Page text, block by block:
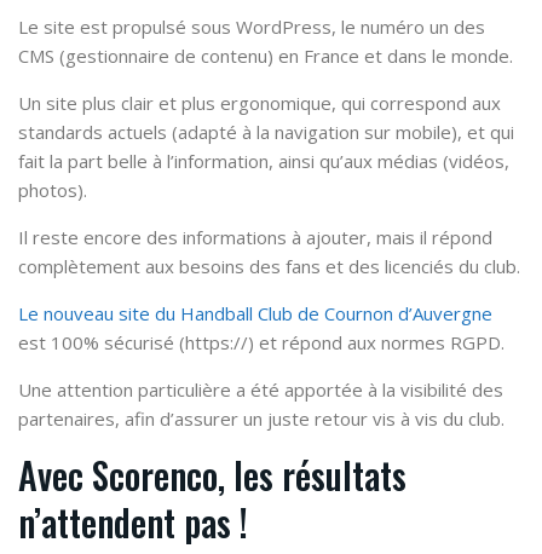
Le site est propulsé sous WordPress, le numéro un des
CMS (gestionnaire de contenu) en France et dans le monde.
Un site plus clair et plus ergonomique, qui correspond aux
standards actuels (adapté à la navigation sur mobile), et qui
fait la part belle à l’information, ainsi qu’aux médias (vidéos,
photos).
Il reste encore des informations à ajouter, mais il répond
complètement aux besoins des fans et des licenciés du club.
Le nouveau site du Handball Club de Cournon d’Auvergne
est 100% sécurisé (https://) et répond aux normes RGPD.
Une attention particulière a été apportée à la visibilité des
partenaires, afin d’assurer un juste retour vis à vis du club.
Avec Scorenco, les résultats
n’attendent pas !